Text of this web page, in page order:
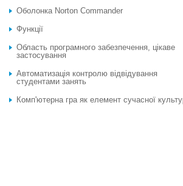
Оболонка Norton Commander
Функції
Область програмного забезпечення, цікаве
застосування
Автоматизацiя контролю вiдвiдування
студентами занять
Комп'ютерна гра як елемент сучасної